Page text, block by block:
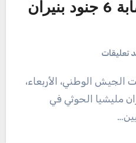
الجيش: مقتل وإصابة 6 جنود بنيران
تعليقات
مليشيا الحوثي في